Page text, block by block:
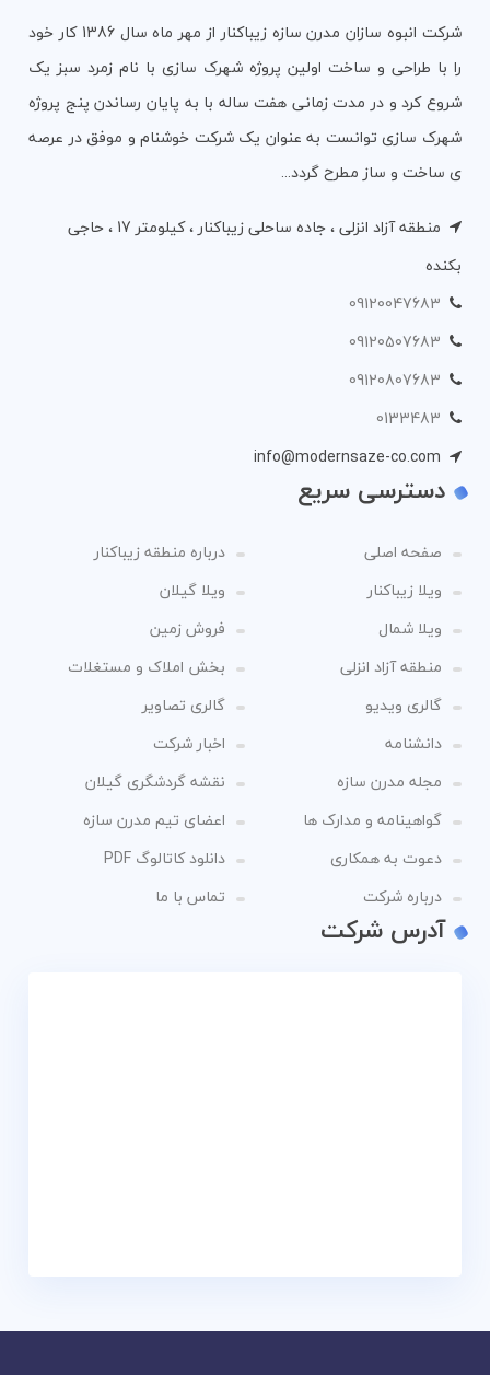
شرکت انبوه سازان مدرن سازه زیباکنار از مهر ماه سال 1386 کار خود
را با طراحی و ساخت اولین پروژه شهرک سازی با نام زمرد سبز یک
شروع کرد و در مدت زمانی هفت ساله با به پایان رساندن پنج پروژه
شهرک سازی توانست به عنوان یک شرکت خوشنام و موفق در عرصه
ی ساخت و ساز مطرح گردد...
منطقه آزاد انزلی ، جاده ساحلی زیباکنار ، کیلومتر 17 ، حاجی
بکنده
09120047683
09120507683
09120807683
0133483
info@modernsaze-co.com
دسترسی سریع
صفحه اصلی
درباره منطقه زیباکنار
ویلا زیباکنار
ویلا گیلان
ویلا شمال
فروش زمین
منطقه آزاد انزلی
بخش املاک و مستغلات
گالری ویدیو
گالری تصاویر
دانشنامه
اخبار شرکت
مجله مدرن سازه
نقشه گردشگری گیلان
گواهینامه و مدارک ها
اعضای تیم مدرن سازه
دعوت به همکاری
دانلود کاتالوگ PDF
درباره شرکت
تماس با ما
آدرس شرکت